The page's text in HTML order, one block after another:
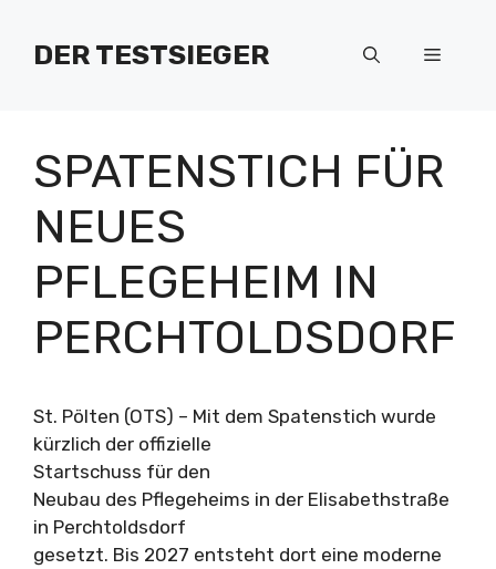
Inhalt
springenDER TESTSIEGER Menü
SPATENSTICH FÜR
NEUES
PFLEGEHEIM IN
PERCHTOLDSDORF
St. Pölten (OTS) – Mit dem Spatenstich wurde
kürzlich der offizielle
Startschuss für den
Neubau des Pflegeheims in der Elisabethstraße
in Perchtoldsdorf
gesetzt. Bis 2027 entsteht dort eine moderne